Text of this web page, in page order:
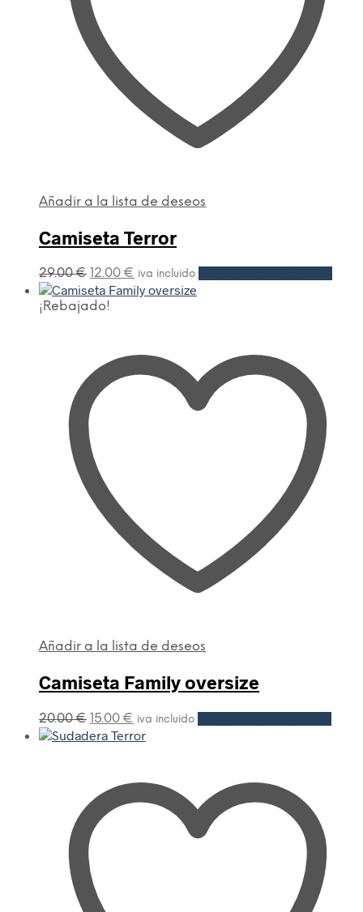
Añadir a la lista de deseos
Camiseta Terror
29.00€ 12.00 € iva incluido
¡Rebajado!
Añadir a la lista de deseos
Camiseta Family oversize
20.00€ 15.00 € iva incluido